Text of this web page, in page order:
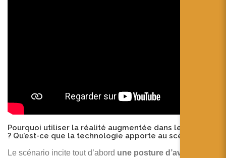
Pourquoi utiliser la réalité augmentée dans les ateliers
? Qu’est-ce que la technologie apporte au scénario ?
Le scénario incite tout d’abord une posture d’aventurier,